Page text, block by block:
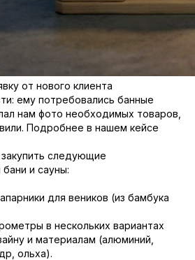
от нового клиента
ему потребовались банные
нам фото необходимых товаров,
Подробнее в нашем кейсе
закупить следующие
и сауны:
для веников (из бамбука
в нескольких вариантах
и материалам (алюминий,
ольха).